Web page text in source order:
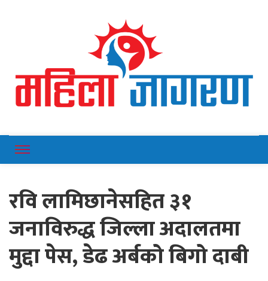
Mahilajagaran
रवि लामिछानेसहित ३१
जनाविरुद्ध जिल्ला अदालतमा
मुद्दा पेस, डेढ अर्बको बिगो दाबी